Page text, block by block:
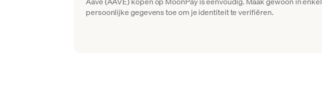
persoonlijke gegevens toe om je identiteit te verifiëren.